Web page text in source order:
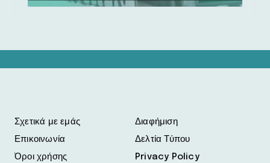
Σχετικά με εμάς
Επικοινωνία
Όροι χρήσης
Διαφήμιση
Δελτία Τύπου
Privacy Policy